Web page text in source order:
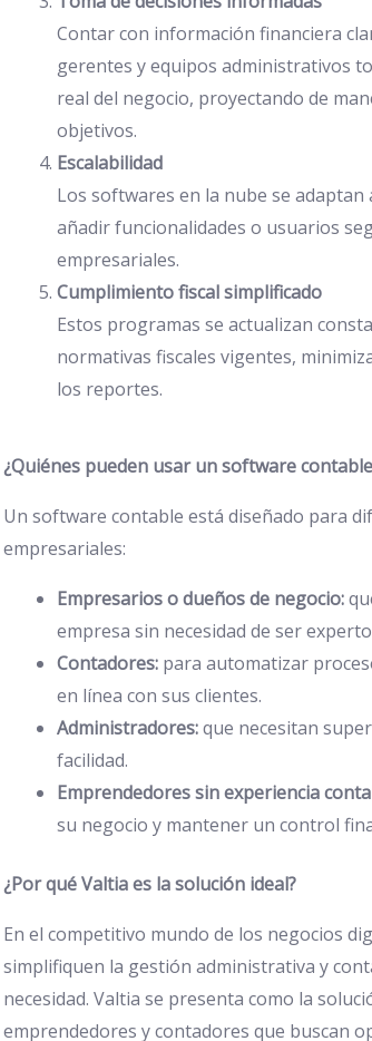
Contar con información financiera
gerentes y equipos administrativos
real del negocio, proyectando de
objetivos.
Escalabilidad
Los softwares en la nube se
añadir funcionalidades o usuarios
empresariales.
Cumplimiento fiscal simplificado
Estos programas se actualizan
normativas fiscales vigentes,
los reportes.
¿Quiénes pueden usar un software
Un software contable está diseñado para
empresariales:
Empresarios o dueños de negocio:
empresa sin necesidad de ser
Contadores:para automatizar
en línea con sus clientes.
Administradores:que necesitan
facilidad.
Emprendedores sin experiencia
su negocio y mantener un control
¿Por qué Valtia es la solución ideal?
En el competitivo mundo de los negocios
simplifiquen la gestión administrativa y
necesidad. Valtia se presenta como la
emprendedores y contadores que buscan